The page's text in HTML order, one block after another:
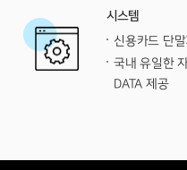
시스템
신용카드 단
국내 유일한
DATA 제공